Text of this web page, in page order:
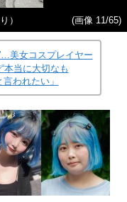
） (画像 11/65)
美女コスプレイヤー
本当に大切なも
われたい」